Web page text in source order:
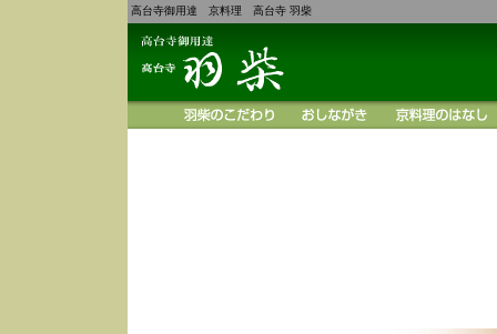
高台寺御用達 京料理 高台寺 羽柴